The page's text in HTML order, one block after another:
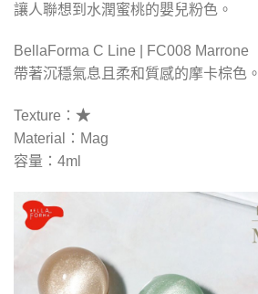
讓人聯想到水潤蜜桃的嬰兒粉色。
BellaForma C Line | FC008 Marrone
帶著沉穩氣息且柔和質感的摩卡棕色。
Texture： ★
Material：Mag
容量：4ml